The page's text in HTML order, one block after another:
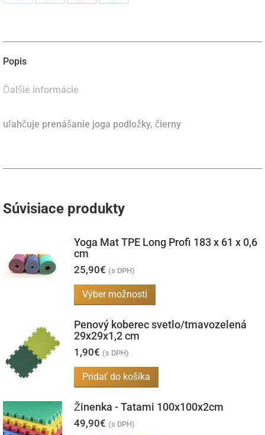
Podiel Podiel Podiel Podiel
Popis
Ďalšie informácie
uľahčuje prenášanie joga podložky, čierny
Súvisiace produkty
Yoga Mat TPE Long Profi 183 x 61 x 0,6
cm
25,90€ (s DPH)
Výber možností
produkt
má
si
môžete
Penový koberec svetlo/tmavozelená
29x29x1,2 cm
1,90€ (s DPH)
Pridať do košíka
Žinenka - Tatami 100x100x2cm
49,90€ (s DPH)